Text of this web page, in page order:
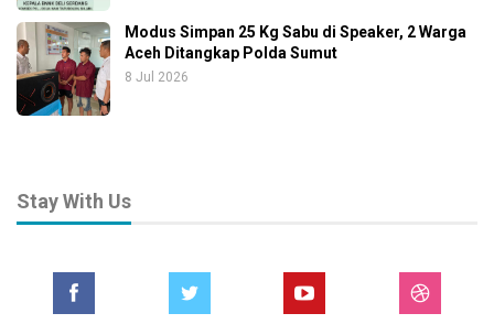
Modus Simpan 25 Kg Sabu di Speaker, 2 Warga
Aceh Ditangkap Polda Sumut
8 Jul 2026
Stay With Us